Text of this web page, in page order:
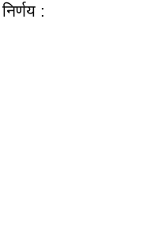
निर्णय :